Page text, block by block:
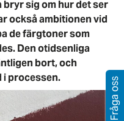
sig om hur det ser
också ambitionen vid
de färgtoner som
Den otidsenliga
bort, och
i processen.
Fråga oss